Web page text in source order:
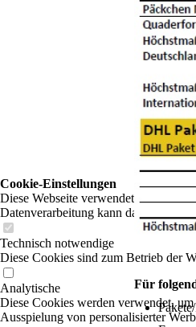
Für
Cookie-Einstellungen
Diese Webseite verwendet Cookies,
Datenverarbeitung kann dann auch
Technisch notwendige
Diese Cookies sind zum Betrieb der
Analytische
Diese Cookies werden verwendet,
Ausspielung von personalisierter